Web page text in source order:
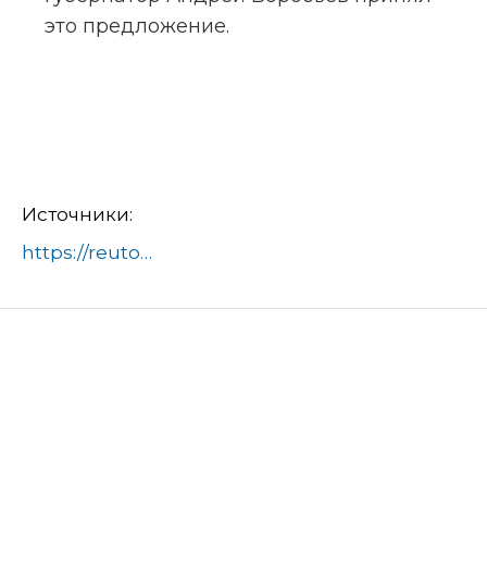
это предложение.
Источники:
https://reutov.net/article/delegatsiya-reutova-prinyala-uchastie-v-forume-podmoskove-est-rezultat-755857